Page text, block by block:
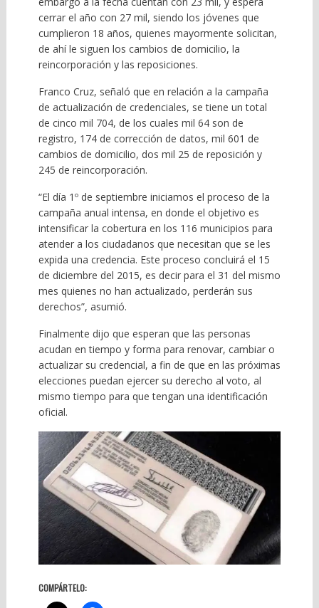
cerrar el año con 27 mil, siendo los jóvenes que
cumplieron 18 años, quienes mayormente solicitan,
de ahí le siguen los cambios de domicilio, la
reincorporación y las reposiciones.
Franco Cruz, señaló que en relación a la campaña
de actualización de credenciales, se tiene un total
de cinco mil 704, de los cuales mil 64 son de
registro, 174 de corrección de datos, mil 601 de
cambios de domicilio, dos mil 25 de reposición y
245 de reincorporación.
“El día 1º de septiembre iniciamos el proceso de la
campaña anual intensa, en donde el objetivo es
intensificar la cobertura en los 116 municipios para
atender a los ciudadanos que necesitan que se les
expida una credencia. Este proceso concluirá el 15
de diciembre del 2015, es decir para el 31 del mismo
mes quienes no han actualizado, perderán sus
derechos”, asumió.
Finalmente dijo que esperan que las personas
acudan en tiempo y forma para renovar, cambiar o
actualizar su credencial, a fin de que en las próximas
elecciones puedan ejercer su derecho al voto, al
mismo tiempo para que tengan una identificación
oficial.
COMPÁRTELO: